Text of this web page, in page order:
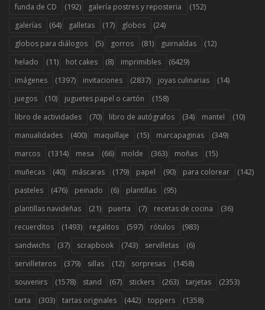
funda de CD (192) galería postres y reposteria (152)
galerías (64) galletas (17) globos (24)
globos para diálogos (5) gorros (81) guirnaldas (12)
helado (11) hot cakes (8) imprimibles (6429)
imágenes (1397) invitaciones (2837) joyas culinarias (14)
juegos (10) juguetes papel o cartón (158)
libro de actividades (70) libro de autógrafos (34) mantel (10)
manualidades (400) maquillaje (15) marcapaginas (349)
marcos (1314) mesa (66) molde (363) moñas (15)
muñecas (40) máscaras (179) papel (90) para colorear (142)
pasteles (476) peinado (6) plantillas (95)
plantillas navideñas (21) puerta (7) recetas de cocina (36)
recuerditos (1493) regalitos (597) rótulos (983)
sandwichs (37) scrapbook (743) servilletas (6)
servilleteros (379) sillas (12) sorpresas (1458)
souvenirs (1578) stand (67) stickers (263) tarjetas (2353)
tarta (303) tartas originales (442) toppers (1358)